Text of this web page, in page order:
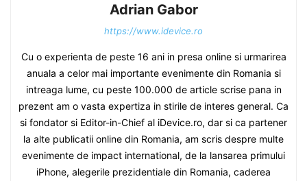
Adrian Gabor
https://www.idevice.ro
Cu o experienta de peste 16 ani in presa online si urmarirea
anuala a celor mai importante evenimente din Romania si
intreaga lume, cu peste 100.000 de article scrise pana in
prezent am o vasta expertiza in stirile de interes general. Ca
si fondator si Editor-in-Chief al iDevice.ro, dar si ca partener
la alte publicatii online din Romania, am scris despre multe
evenimente de impact international, de la lansarea primului
iPhone, alegerile prezidentiale din Romania, caderea